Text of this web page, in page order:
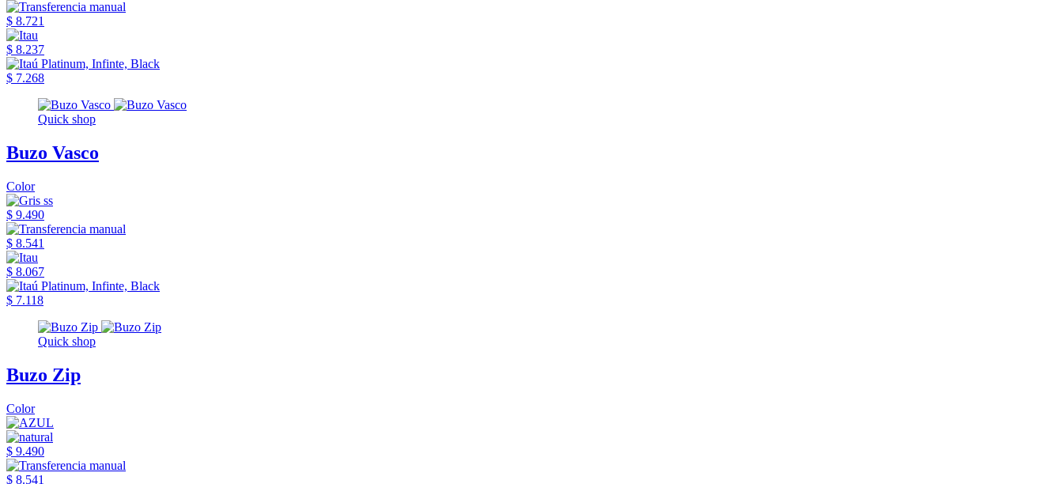
$ 8.721
$ 8.237
$ 7.268
Quick shop
Buzo Vasco
Color
$ 9.490
$ 8.541
$ 8.067
$ 7.118
Quick shop
Buzo Zip
Color
$ 9.490
$ 8.541